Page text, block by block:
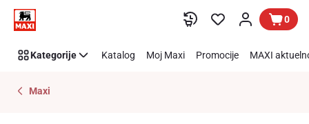
Preskoči link 0
Kategorije Katalog Moj Maxi Promocije MAXI
Maxi